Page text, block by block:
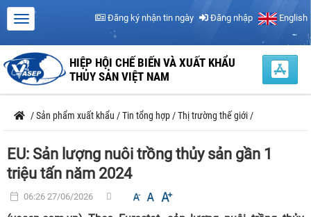
Đăng ký nhận tin ngày Đăng nhập English
HIỆP HỘI CHẾ BIẾN VÀ XUẤT KHẨU
THỦY SẢN VIỆT NAM
/Sản phẩm xuất khẩu /Tin tổng hợp /Thị trường thế giới /
EU: Sản lượng nuôi trồng thủy sản gần 1
triệu tấn năm 2024
06:26 27/06/2026